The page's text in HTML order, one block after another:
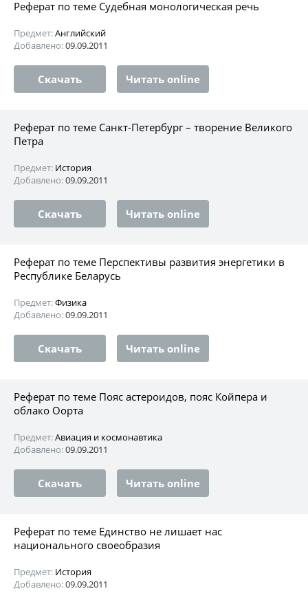
Реферат по теме Судебная монологическая речь
Предмет:Английский
Добавлено:09.09.2011
Скачать Читать online
Реферат по теме Санкт-Петербург – творение Великого
Петра
Предмет: История
Добавлено:09.09.2011
Скачать Читать online
Реферат по теме Перспективы развития энергетики в
Республике Беларусь
Предмет:Физика
Добавлено:09.09.2011
Скачать Читать online
Реферат по теме Пояс астероидов, пояс Койпера и
облако Оорта
Предмет:Авиация и космонавтика
Добавлено:09.09.2011
Скачать Читать online
Реферат по теме Единство не лишает нас
национального своеобразия
Предмет: История
Добавлено:09.09.2011